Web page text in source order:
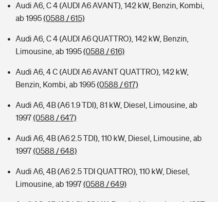
Audi A6, C 4 (AUDI A6 AVANT), 142 kW, Benzin, Kombi,
ab 1995(0588 / 615)
Audi A6, C 4 (AUDI A6 QUATTRO), 142 kW, Benzin,
Limousine, ab 1995(0588 / 616)
Audi A6, 4 C (AUDI A6 AVANT QUATTRO), 142 kW,
Benzin, Kombi, ab 1995(0588 / 617)
Audi A6, 4B (A6 1.9 TDI), 81 kW, Diesel, Limousine, ab
1997(0588 / 647)
Audi A6, 4B (A6 2.5 TDI), 110 kW, Diesel, Limousine, ab
1997(0588 / 648)
Audi A6, 4B (A6 2.5 TDI QUATTRO), 110 kW, Diesel,
Limousine, ab 1997(0588 / 649)